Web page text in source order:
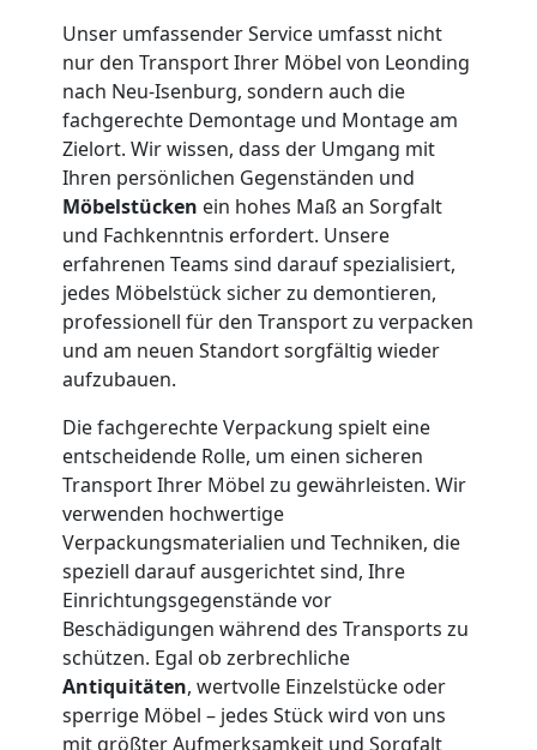
Unser umfassender Service umfasst nicht
nur den Transport Ihrer Möbel von Leonding
nach Neu-Isenburg, sondern auch die
fachgerechte Demontage und Montage am
Zielort. Wir wissen, dass der Umgang mit
Ihren persönlichen Gegenständen und
Möbelstücken ein hohes Maß an Sorgfalt
und Fachkenntnis erfordert. Unsere
erfahrenen Teams sind darauf spezialisiert,
jedes Möbelstück sicher zu demontieren,
professionell für den Transport zu verpacken
und am neuen Standort sorgfältig wieder
aufzubauen.
Die fachgerechte Verpackung spielt eine
entscheidende Rolle, um einen sicheren
Transport Ihrer Möbel zu gewährleisten. Wir
verwenden hochwertige
Verpackungsmaterialien und Techniken, die
speziell darauf ausgerichtet sind, Ihre
Einrichtungsgegenstände vor
Beschädigungen während des Transports zu
schützen. Egal ob zerbrechliche
Antiquitäten, wertvolle Einzelstücke oder
sperrige Möbel – jedes Stück wird von uns
mit größter Aufmerksamkeit und Sorgfalt
Küchenumzug
Leonding
Umzug
und
Lagerung
Leonding
Full-
Service-
Umzug
Leonding